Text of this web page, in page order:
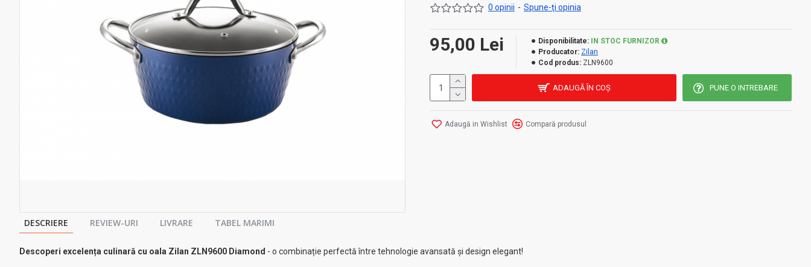
0 opinii - Spune-ţi opinia
95,00 Lei Disponibilitate:
IN STOC FURNIZOR
Producator: Zilan
Cod produs: ZLN9600
ADAUGĂ ÎN COŞ PUNE O INTREBARE
Adaugă in Wishlist Compară produsul
DESCRIERE REVIEW-URI LIVRARE TABEL MARIMI
Descoperi excelența culinară cu oala Zilan ZLN9600 Diamond - o combinație perfectă între tehnologie avansată și design elegant!